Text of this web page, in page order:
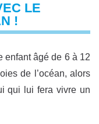
LE
!
enfant âgé de 6 à 12
de l’océan, alors
qui lui fera vivre un